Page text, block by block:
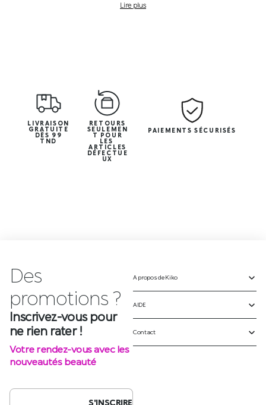
Lire plus
LIVRAISON
GRATUITE
DÈS 99
TND
RETOURS
SEULEMEN
T POUR
LES
ARTICLES
DÉFECTUE
UX
PAIEMENTS SÉCURISÉS
Des
Inscrivez-vous pour
ne rien rater !
Votre rendez-vous avec les
nouveautés beauté
A propos de Kiko
AIDE
Contact
SUIVEZ-NOUS SUR